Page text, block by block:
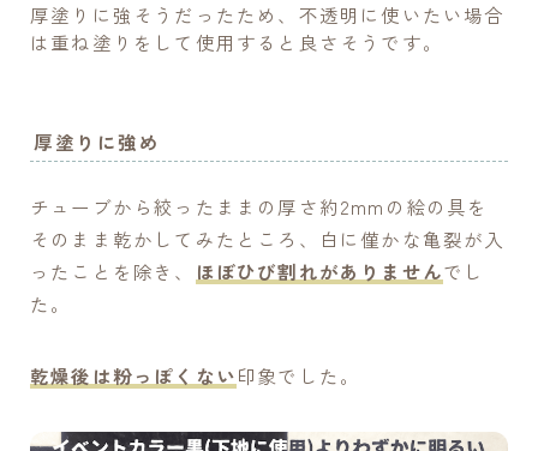
厚塗りに強そうだったため、不透明に使いたい場合
は重ね塗りをして使用すると良さそうです。
厚塗りに強め
チューブから絞ったままの厚さ約2mmの絵の具を
そのまま乾かしてみたところ、白に僅かな亀裂が入
ったことを除き、
ほぼひび割れがありませんでし
た。
乾燥後は粉っぽくない印象でした。